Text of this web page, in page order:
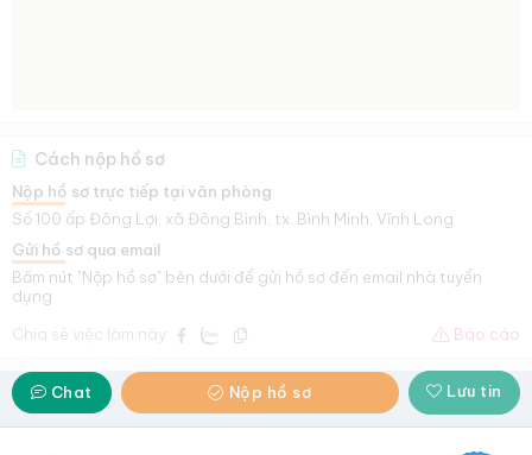
Cách nộp hồ sơ
Nộp hồ sơ trực tiếp tại văn phòng
Số 100 ấp Đông Lợi, xã Đông Bình, tx. Bình Minh, Vĩnh Long
Gửi hồ sơ qua email
Bấm nút "Nộp hồ sơ" bên dưới để gửi hồ sơ đến email nhà tuyển
dụng
Chia sẻ việc làm này:
Báo cáo
Chat Nộp hồ sơ Lưu tin